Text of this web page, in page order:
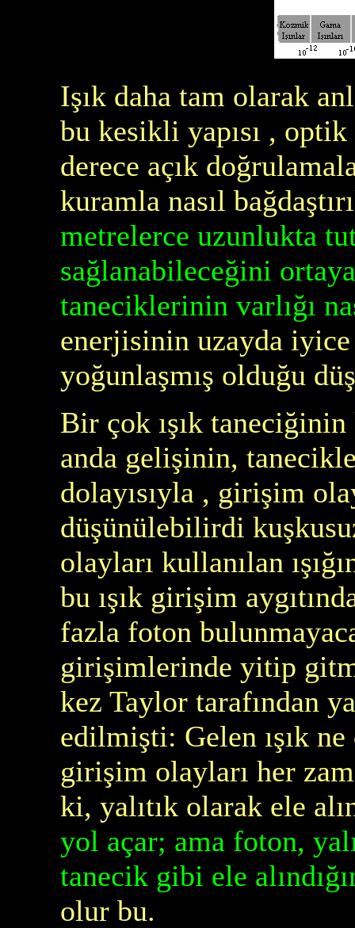
Işık daha tam olarak
bu kesikli yapısı ,
derece açık
kuramla nasıl
metrelerce uzunlukta
sağlanabileceğini
taneciklerinin varlığı
enerjisinin uzayda
yoğunlaşmış olduğu
Bir çok ışık
anda gelişinin,
dolayısıyla , girişim
düşünülebilirdi
olayları kullanılan
bu ışık girişim
fazla foton
girişimlerinde yitip
kez Taylor tarafından
edilmişti: Gelen ışık
girişim olayları her
ki, yalıtık olarak ele
yol açar; ama foton,
tanecik gibi ele
olur bu.